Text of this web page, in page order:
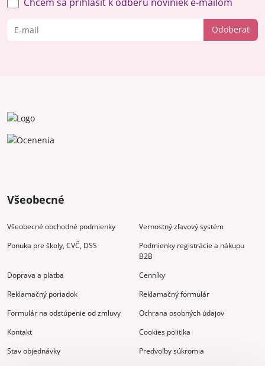
Odoberať
Všeobecné
Všeobecné obchodné podmienky
Vernostný zľavový systém
Ponuka pre školy, CVČ, DSS
Podmienky registrácie a nákupu
B2B
Doprava a platba
Cenníky
Reklamačný poriadok
Reklamačný formulár
Formulár na odstúpenie od zmluvy
Ochrana osobných údajov
Kontakt
Cookies politika
Stav objednávky
Predvoľby súkromia